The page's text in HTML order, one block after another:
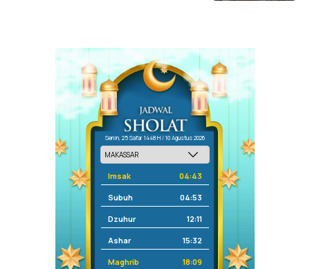
Senin, 25 Safar 1448 H / 10 Agustus 2026
Imsak 04:43
Subuh 04:53
Dzuhur 12:11
Ashar 15:32
Maghrib 18:09